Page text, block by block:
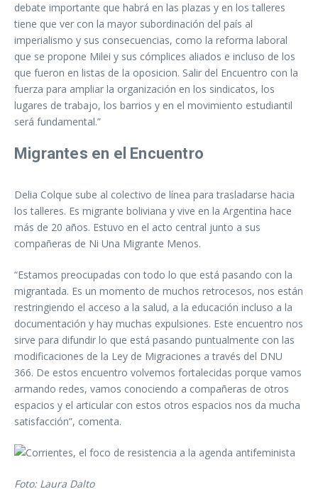
debate importante que habrá en las plazas y en los talleres
tiene que ver con la mayor subordinación del país al
imperialismo y sus consecuencias, como la reforma laboral
que se propone Milei y sus cómplices aliados e incluso de los
que fueron en listas de la oposicion. Salir del Encuentro con la
fuerza para ampliar la organización en los sindicatos, los
lugares de trabajo, los barrios y en el movimiento estudiantil
será fundamental.”
Migrantes en el Encuentro
Delia Colque sube al colectivo de línea para trasladarse hacia
los talleres. Es migrante boliviana y vive en la Argentina hace
más de 20 años. Estuvo en el acto central junto a sus
compañeras de Ni Una Migrante Menos.
“Estamos preocupadas con todo lo que está pasando con la
migrantada. Es un momento de muchos retrocesos, nos están
restringiendo el acceso a la salud, a la educación incluso a la
documentación y hay muchas expulsiones. Este encuentro nos
sirve para difundir lo que está pasando puntualmente con las
modificaciones de la Ley de Migraciones a través del DNU
366. De estos encuentro volvemos fortalecidas porque vamos
armando redes, vamos conociendo a compañeras de otros
espacios y el articular con estos otros espacios nos da mucha
satisfacción”, comenta.
Foto: Laura Dalto